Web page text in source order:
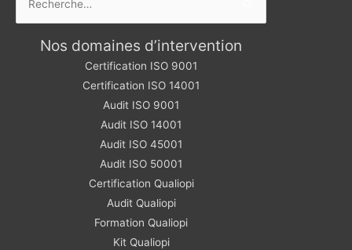
Nos domaines d’intervention
Certification ISO 9001
Certification ISO 14001
Audit ISO 9001
Audit ISO 14001
Audit ISO 45001
Audit ISO 50001
Certification Qualiopi
Audit Qualiopi
Formation Qualiopi
Kit Qualiopi